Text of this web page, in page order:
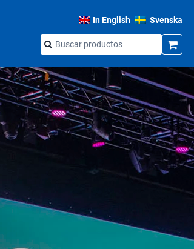
In English Svenska